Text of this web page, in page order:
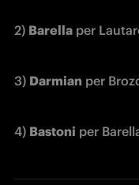
2) Barella per
3) Darmian per
4) Bastoni per